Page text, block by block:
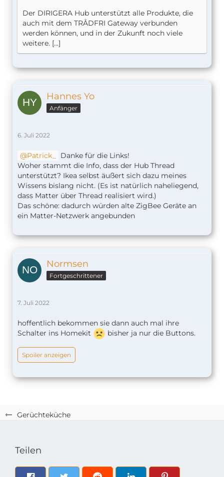
Gerüchteküche
Der DIRIGERA Hub unterstützt alle Produkte, die
auch mit dem TRÅDFRI Gateway verbunden
werden können, und in der Zukunft noch viele
weitere. [...]
Hannes Yo
Anfänger
6. Juli 2022
Patrick_
Danke für die Links!
Woher stammt die Info, dass der Hub Thread
unterstützt? Ikea selbst äußert sich dazu meines
Wissens bislang nicht. (Es ist natürlich naheliegend,
dass Matter über Thread realisiert wird.)
Das schöne: dadurch würden alte ZigBee Geräte an
ein Matter-Netzwerk angebunden
Normsen
Fortgeschrittener
7. Juli 2022
hoffentlich bekommen sie dann auch mal ihre
Schalter ins Homekit
bisher ja nur die Buttons.
Spoiler anzeigen
Teilen